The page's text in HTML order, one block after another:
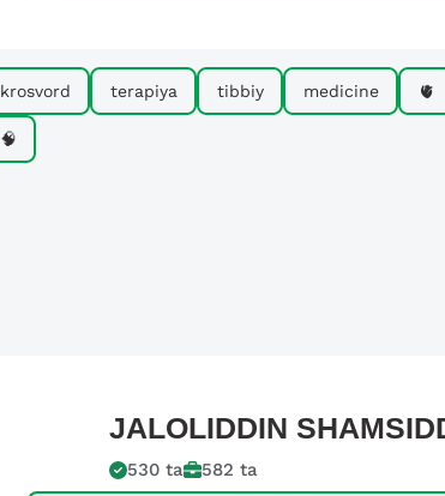
krosvord terapiya tibbiy medicine 🫀
🧠
JALOLIDDIN
530 ta 582 ta